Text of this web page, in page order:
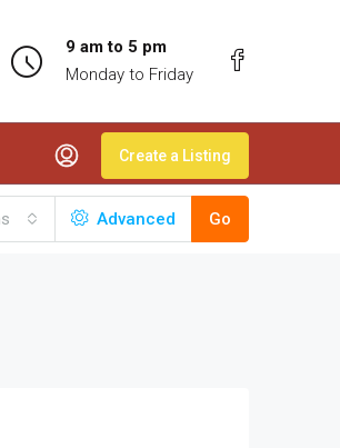
9 am to 5 pm
Monday to Friday
Create a Listing
Advanced Go